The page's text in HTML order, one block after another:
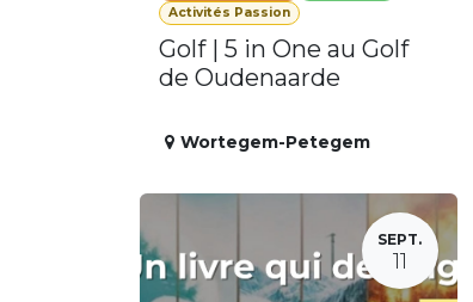
Activités Passion
Golf | 5 in One au Golf
de Oudenaarde
Wortegem-Petegem
SEPT.
11